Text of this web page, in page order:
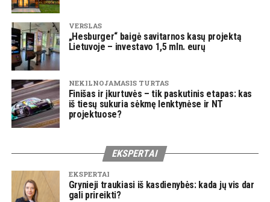
VERSLAS
„Hesburger“ baigė savitarnos kasų projektą
Lietuvoje – investavo 1,5 mln. eurų
NEKILNOJAMASIS TURTAS
Finišas ir įkurtuvės – tik paskutinis etapas: kas
iš tiesų sukuria sėkmę lenktynėse ir NT
projektuose?
EKSPERTAI
EKSPERTAI
Grynieji traukiasi iš kasdienybės: kada jų vis dar
gali prireikti?